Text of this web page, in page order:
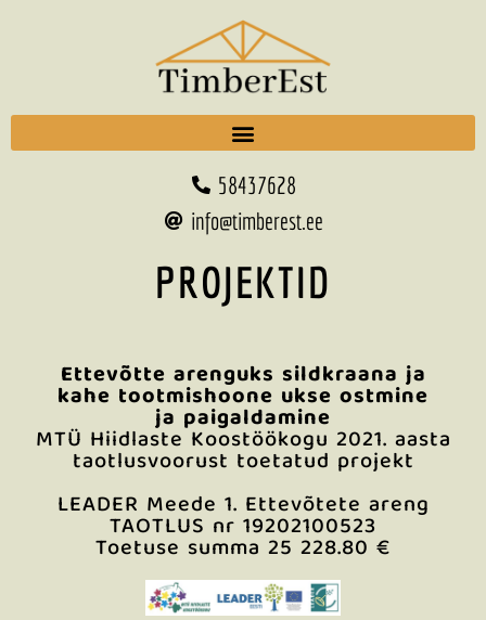
58437628
info@timberest.ee
PROJEKTID
Ettevõtte arenguks sildkraana ja
kahe tootmishoone ukse ostmine
ja paigaldamine
MTÜ Hiidlaste Koostöökogu 2021. aasta
taotlusvoorust toetatud projekt
LEADER Meede 1. Ettevõtete areng
TAOTLUS nr 19202100523
Toetuse summa 25 228.80 €